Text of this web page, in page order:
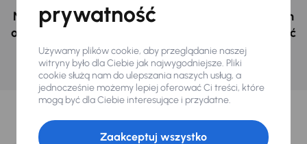
Nie wybrałeś auto z oferty? Nie szkodzi, w naszych
oddziałach w Czechach i na Słowacji możemy mieć
podobne samochody, których szukasz.
Znajdź podobny samochód
Wybraliśmy dla Ciebie
Wybieramy dla Ciebienajlepsze pojazdyz naszej oferty. Kupimy
dla Ciebiedo 400 pojazdówkażdego dnia.
prywatność
Używamy plików cookie, aby przeglądanie naszej
witryny było dla Ciebie jak najwygodniejsze. Pliki
cookie służą nam do ulepszania naszych usług, a
jednocześnie możemy lepiej oferować Ci treści, które
mogą być dla Ciebie interesujące i przydatne.
Zaakceptuj wszystko